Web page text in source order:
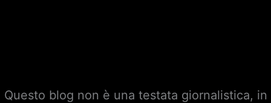
Questo blog non è una testata giornalistica, in